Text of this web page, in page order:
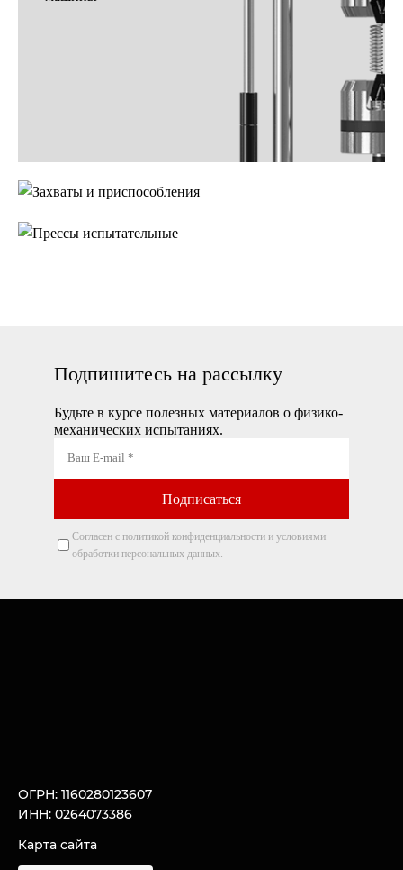
приспособления
Подпишитесь на рассылку
Будьте в курсе полезных материалов о физико-
механических испытаниях.
Согласен с политикой конфиденциальности и условиями
обработки персональных данных.
ОГРН: 1160280123607
ИНН: 0264073386
Карта сайта